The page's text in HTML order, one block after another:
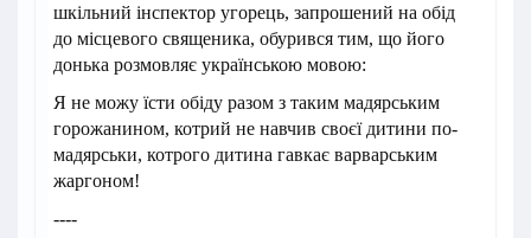
шкільний інспектор угорець, запрошений на обід
до місцевого священика, обурився тим, що його
донька розмовляє українською мовою:
Я не можу їсти обіду разом з таким мадярським
горожанином, котрий не навчив своєї дитини по-
мадярськи, котрого дитина гавкає варварським
жаргоном!
----